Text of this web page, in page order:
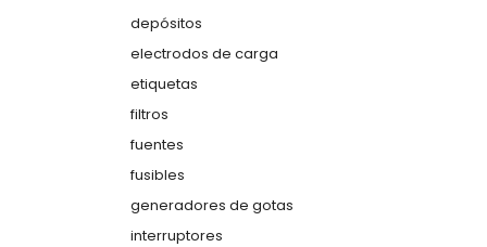
depósitos
electrodos de carga
etiquetas
filtros
fuentes
fusibles
generadores de gotas
interruptores